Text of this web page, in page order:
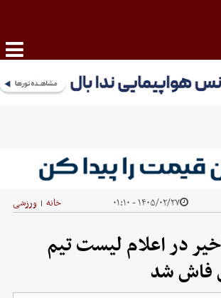
۱۴۰۵/۰۲/۲۷ - ۰۱:۱۰ خانه | ورزشی
در اعلام لیست تیم
فاش شد